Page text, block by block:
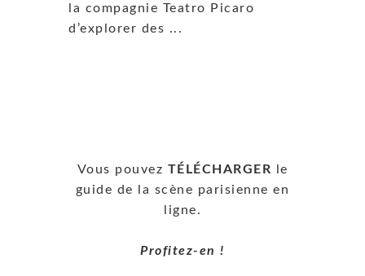
la compagnie Teatro Picaro
d’explorer des ...
Vous pouvez TÉLÉCHARGER le
guide de la scène parisienne en
ligne.
Profitez-en !